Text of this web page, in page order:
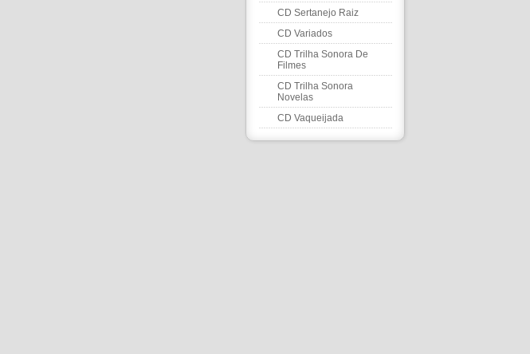
CD Sertanejo Raiz
CD Variados
CD Trilha Sonora De
Filmes
CD Trilha Sonora
Novelas
CD Vaqueijada